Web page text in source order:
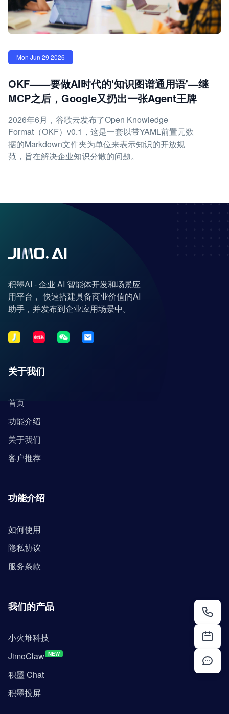
Mon Jun 29 2026
OKF——要做AI时代的'知识图谱通用语'—继
MCP之后，Google又扔出一张Agent王牌
2026年6月，谷歌云发布了Open Knowledge
Format（OKF）v0.1，这是一套以带YAML前置元数
据的Markdown文件夹为单位来表示知识的开放规
范，旨在解决企业知识分散的问题。
积墨AI - 企业 AI 智能体开发和场景应
用平台， 快速搭建具备商业价值的AI
助手，并发布到企业应用场景中。
关于我们
首页
功能介绍
关于我们
客户推荐
功能介绍
如何使用
隐私协议
服务条款
我们的产品
小火堆科技
JimoClaw NEW
积墨 Chat
积墨投屏